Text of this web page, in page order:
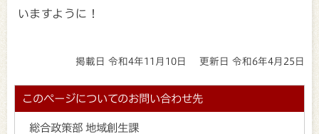
いますように！
掲載日 令和4年11月10日 更新日 令和6年4月25日
このページについてのお問い合わせ先
総合政策部 地域創生課